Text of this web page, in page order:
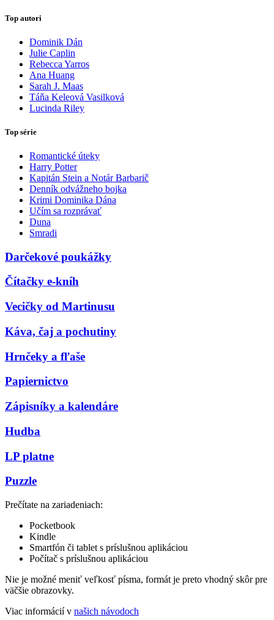
Top autori
Dominik Dán
Julie Caplin
Rebecca Yarros
Ana Huang
Sarah J. Maas
Táňa Keleová Vasilková
Lucinda Riley
Top série
Romantické úteky
Harry Potter
Kapitán Stein a Notár Barbarič
Denník odvážneho bojka
Krimi Dominika Dána
Učím sa rozprávať
Duna
Smradi
Darčekové poukážky
Čítačky e-kníh
Vecičky od Martinusu
Káva, čaj a pochutiny
Hrnčeky a fľaše
Papiernictvo
Zápisníky a kalendáre
Hudba
LP platne
Puzzle
Prečítate na zariadeniach:
Pocketbook
Kindle
Smartfón či tablet s príslušnou aplikáciou
Počítač s príslušnou aplikáciou
Nie je možné meniť veľkosť písma, formát je preto vhodný skôr pre
väčšie obrazovky.
Viac informácií v našich návodoch